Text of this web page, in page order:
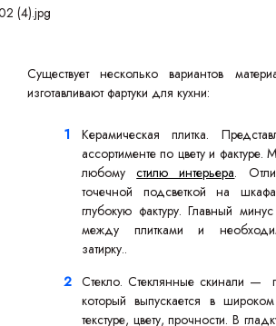
Существует несколько вариантов
изготавливают фартуки для кухни:
Керамическая плитка.
ассортименте по цвету и
любомустилю интерьера.
точечной подсветкой на
глубокую фактуру. Главный
между плитками и
затирку..
Стекло. Стеклянные скинали —
который выпускается в
текстуре, цвету, прочности. В